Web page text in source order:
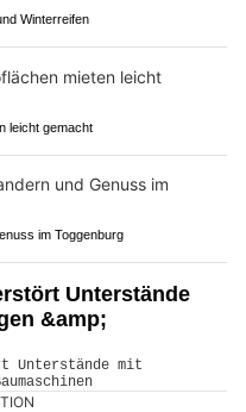
Winterreifen
leicht gemacht
im Toggenburg
Unterstände
&amp;